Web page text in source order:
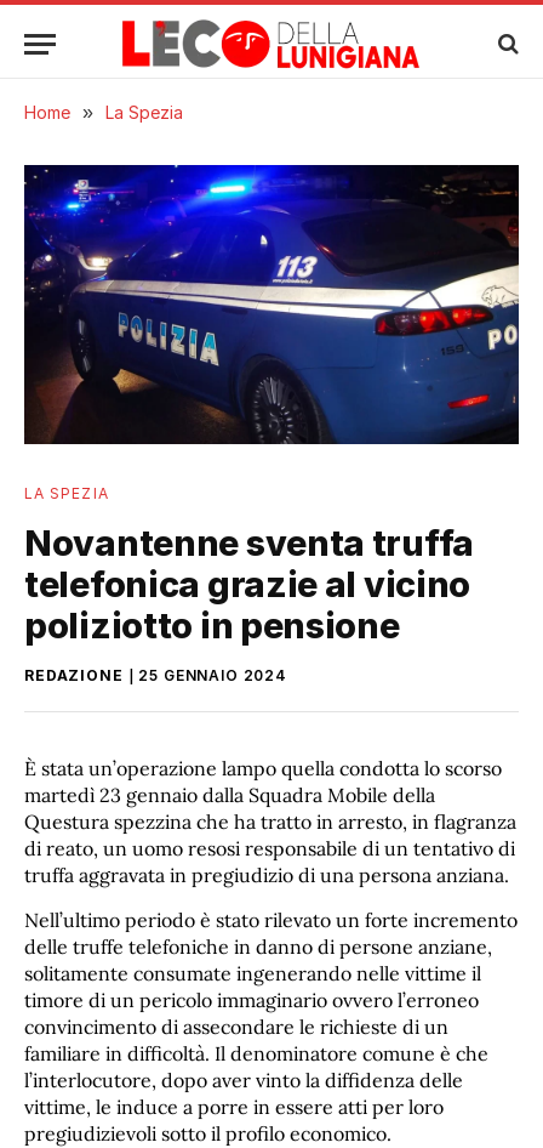
Home » La Spezia
LA SPEZIA
Novantenne sventa truffa
telefonica grazie al vicino
poliziotto in pensione
REDAZIONE 25 GENNAIO 2024
È stata un’operazione lampo quella condotta lo scorso
martedì 23 gennaio dalla Squadra Mobile della
Questura spezzina che ha tratto in arresto, in flagranza
di reato, un uomo resosi responsabile di un tentativo di
truffa aggravata in pregiudizio di una persona anziana.
Nell’ultimo periodo è stato rilevato un forte incremento
delle truffe telefoniche in danno di persone anziane,
solitamente consumate ingenerando nelle vittime il
timore di un pericolo immaginario ovvero l’erroneo
convincimento di assecondare le richieste di un
familiare in difficoltà. Il denominatore comune è che
l’interlocutore, dopo aver vinto la diffidenza delle
vittime, le induce a porre in essere atti per loro
pregiudizievoli sotto il profilo economico.